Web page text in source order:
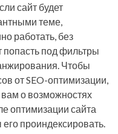
сайт будет
теме,
работать, без
попасть под фильтры
Чтобы
от SEO-оптимизации,
о возможностях
оптимизации сайта
проиндексировать.